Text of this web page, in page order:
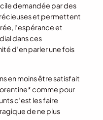
demandée par des
et permettent
l’espérance et
dans ces
d’en parler une fois
en moins être satisfait
comme pour
c’est les faire
de ne plus